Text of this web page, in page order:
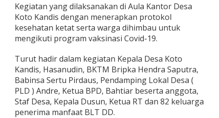
r
i
b
s
k
a
n
L
T
D
Kegiatan yang dilaksanakan di Aula Kantor Desa
Koto Kandis dengan menerapkan protokol
kesehatan ketat serta warga dihimbau untuk
mengikuti program vaksinasi Covid-19.
Turut hadir dalam kegiatan Kepala Desa Koto
Kandis, Hasanudin, BKTM Bripka Hendra Saputra,
Babinsa Sertu Pirdaus, Pendamping Lokal Desa (
PLD ) Andre, Ketua BPD, Bahtiar beserta anggota,
Staf Desa, Kepala Dusun, Ketua RT dan 82 keluarga
penerima manfaat BLT DD.